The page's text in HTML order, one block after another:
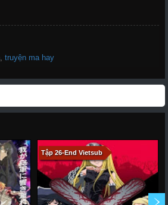
truyện ma hay
Tập 26-End Vietsub